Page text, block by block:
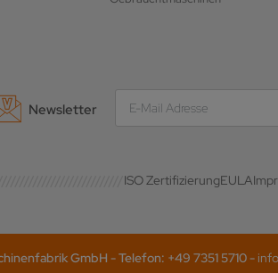
Newsletter
ISO ZertifizierungEULA
GmbH - Telefon: +49 7351 5710 -